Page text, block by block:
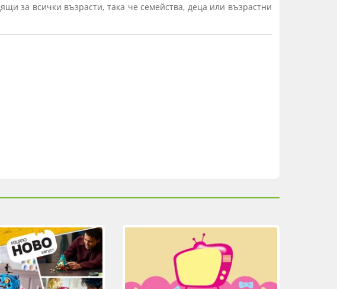
за всички възрасти, така че семейства, деца или възрастни